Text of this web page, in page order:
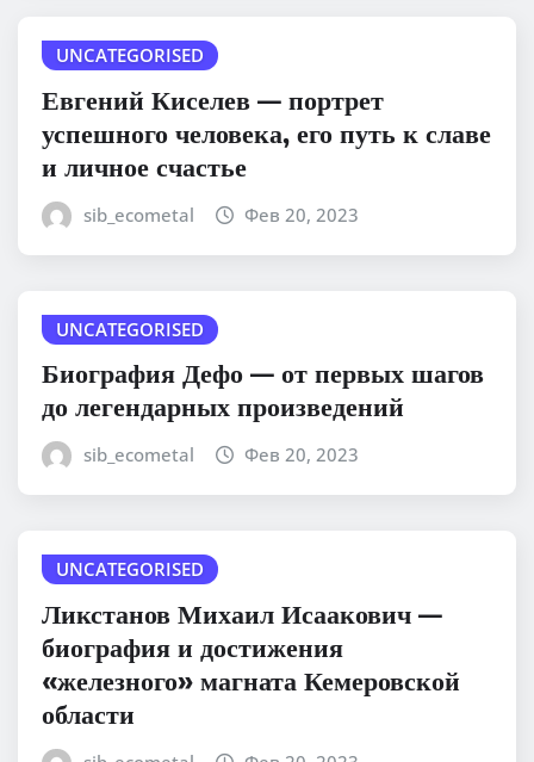
UNCATEGORISED
Евгений Киселев — портрет
успешного человека, его путь к славе
и личное счастье
sib_ecometal Фев 20, 2023
UNCATEGORISED
Биография Дефо — от первых шагов
до легендарных произведений
sib_ecometal Фев 20, 2023
UNCATEGORISED
Ликстанов Михаил Исаакович —
биография и достижения
«железного» магната Кемеровской
области